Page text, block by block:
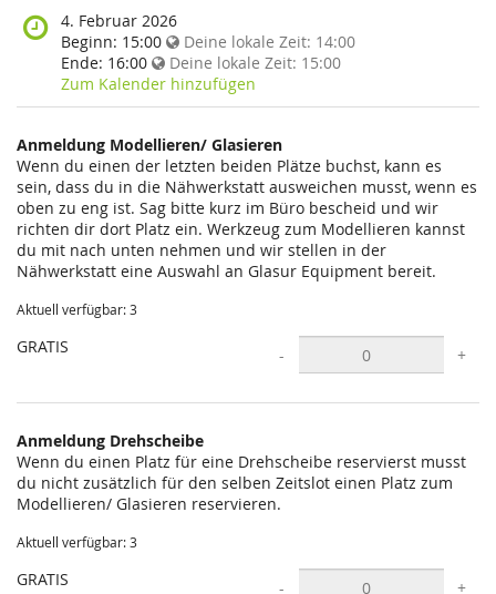
statt?
Wann
findet
diese
Veranstaltung
statt?
4. Februar 2026
Beginn: 15:00 Deine lokale Zeit: 14:00
Ende: 16:00 Deine lokale Zeit: 15:00
Zum Kalender hinzufügen
Anmeldung Modellieren/ Glasieren
Wenn du einen der letzten beiden Plätze buchst, kann es
sein, dass du in die Nähwerkstatt ausweichen musst, wenn es
oben zu eng ist. Sag bitte kurz im Büro bescheid und wir
richten dir dort Platz ein. Werkzeug zum Modellieren kannst
du mit nach unten nehmen und wir stellen in der
Nähwerkstatt eine Auswahl an Glasur Equipment bereit.
Aktuell verfügbar: 3
GRATIS - +
Anmeldung Drehscheibe
Wenn du einen Platz für eine Drehscheibe reservierst musst
du nicht zusätzlich für den selben Zeitslot einen Platz zum
Modellieren/ Glasieren reservieren.
Aktuell verfügbar: 3
GRATIS - +